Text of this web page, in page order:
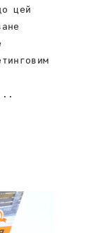
цей